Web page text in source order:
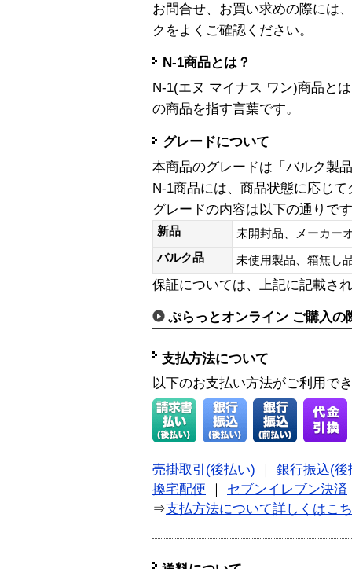
お問合せ、お買い求めの際には
クをよくご確認ください。
N-1商品とは？
N-1(エヌ マイナス ワン)商品と
の商品を指す言葉です。
グレードについて
本商品のグレードは「バルク製
N-1商品には、商品状態に応じ
グレードの内容は以下の通りで
新品
未開封品、メーカー
バルク品
未使用製品、箱無
保証については、上記に記載さ
ぷらっとオンライン ご購入の
支払方法について
以下のお支払い方法がご利用で
売掛取引(後払い)
銀行振込(後
換宅配便
セブンイレブン決済
⇒支払方法について詳しくはこ